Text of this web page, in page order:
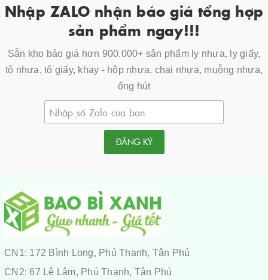
Nhập ZALO nhận báo giá tổng hợp
sản phẩm ngay!!!
Sẵn kho báo giá hơn 900.000+ sản phẩm ly nhựa, ly giấy,
tô nhựa, tô giấy, khay - hộp nhựa, chai nhựa, muỗng nhựa,
ống hút
ĐĂNG KÝ
CN1: 172 Bình Long, Phú Thạnh, Tân Phú
CN2: 67 Lê Lâm, Phú Thạnh, Tân Phú